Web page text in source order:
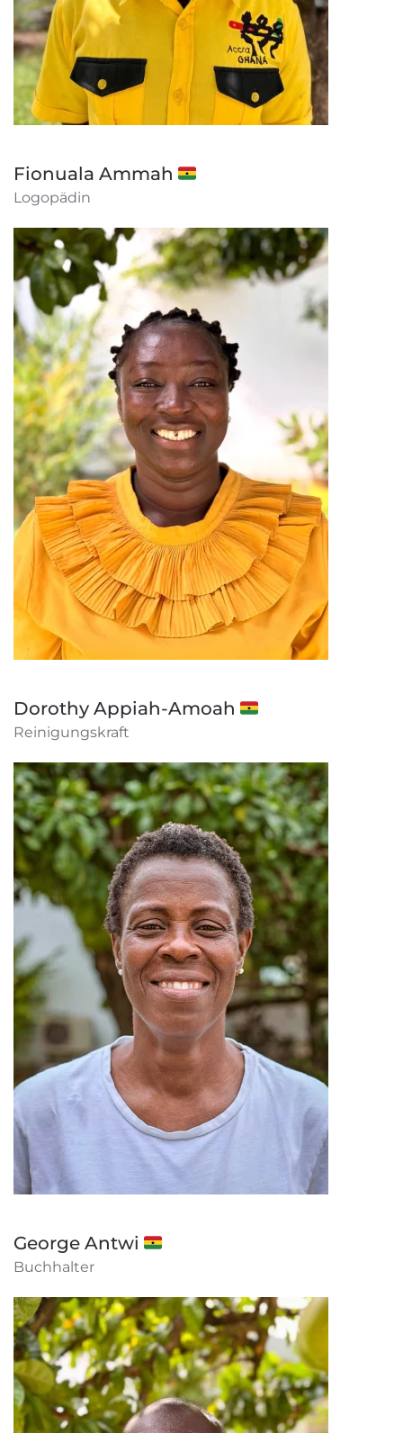
Fionuala Ammah 🇬🇭
Logopädin
Dorothy Appiah-Amoah 🇬🇭
Reinigungskraft
George Antwi 🇬🇭
Buchhalter